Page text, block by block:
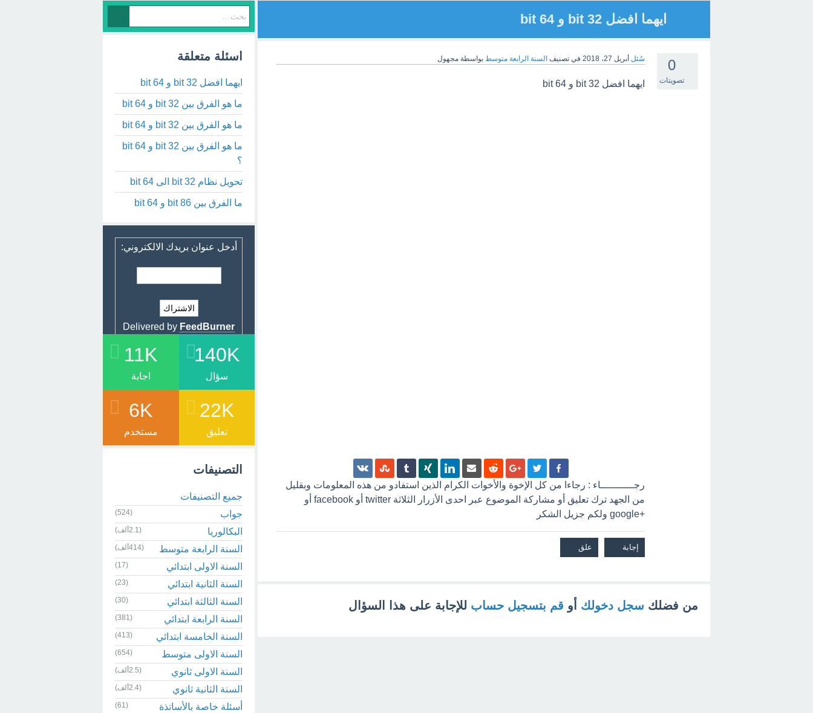
ايهما افضل 32 bit و 64 bit
0
تصويتات
سُئل أبريل 27، 2018 في تصنيف السنة الرابعة متوسط بواسطة مجهول
ايهما افضل 32 bit و 64 bit
رجـــــــــــاء : رجاءا من كل الإخوة والأخوات الكرام الذين استفادو من هذه المعلومات وبقليل
من الجهد ترك تعليق أو مشاركة الموضوع عبر احدى الأزرار الثلاثة twitter أو facebook أو
+google ولكم جزيل الشكر
من فضلك سجل دخولك أو قم بتسجيل حساب للإجابة على هذا السؤال
اسئلة متعلقة
ايهما افضل 32 bit و 64 bit
ما هو الفرق بين 32 bit و 64 bit
ما هو الفرق بين 32 bit و 64 bit
ما هو الفرق بين 32 bit و 64 bit
؟
تحويل نظام 32 bit الى 64 bit
ما الفرق بين 86 bit و 64 bit
أدخل عنوان بريدك الالكتروني:
Delivered by FeedBurner
140K
سؤال
11K
اجابة
22K
تعليق
6K
مستخدم
التصنيفات
جميع التصنيفات
جواب
(524)
البكالوريا (2.1ألف)
السنة الرابعة متوسط (414ألف)
السنة الاولى ابتدائي (17)
السنة الثانية ابتدائي (23)
السنة الثالثة ابتدائي (30)
السنة الرابعة ابتدائي (381)
السنة الخامسة ابتدائي (413)
السنة الاولى متوسط (654)
السنة الاولى ثانوي (2.5ألف)
السنة الثانية ثانوي (2.4ألف)
أسئلة خاصة بالأساتذة (61)